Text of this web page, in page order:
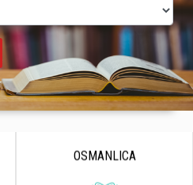
OSMANLICA